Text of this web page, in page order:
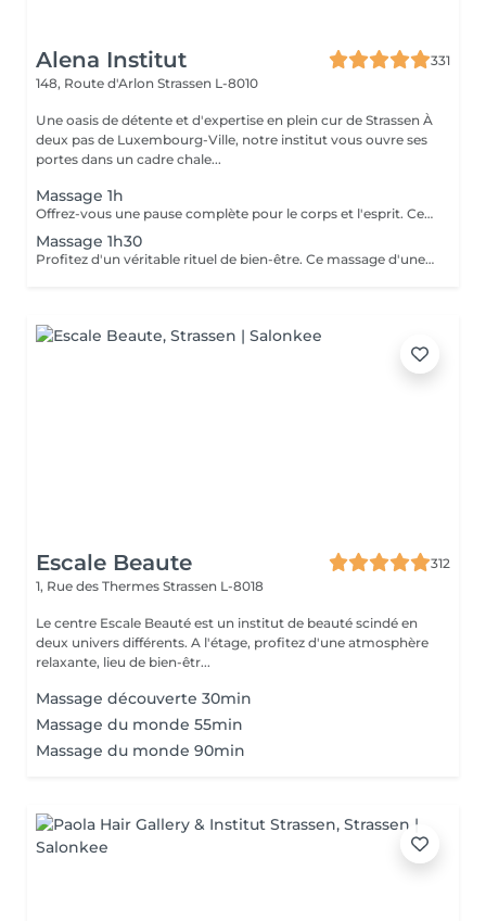
Alena Institut
331
148, Route d'Arlon Strassen L-8010
Une oasis de détente et d'expertise en plein cur de Strassen À
deux pas de Luxembourg-Ville, notre institut vous ouvre ses
portes dans un cadre chale...
Massage 1h
Offrez-vous une pause complète pour le corps et l'esprit. Ce massage d'une heure détend en profondeur les muscles, libère les tensions et procure une relaxation durable. Un moment idéal pour retrouver énergie, équilibre et bien-être.
Massage 1h30
Profitez d'un véritable rituel de bien-être. Ce massage d'une heure et demi offre une relaxation intense, soulage les tensions et revitalise le corps et l'esprit. Un moment privilégié pour se ressourcer pleinement et retrouver sérénité et vitalité.
Escale Beaute
312
1, Rue des Thermes Strassen L-8018
Le centre Escale Beauté est un institut de beauté scindé en
deux univers différents. A l'étage, profitez d'une atmosphère
relaxante, lieu de bien-êtr...
Massage découverte 30min
Massage du monde 55min
Massage du monde 90min